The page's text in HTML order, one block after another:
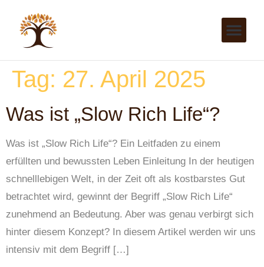
Tag: 27. April 2025
Was ist „Slow Rich Life“?
Was ist „Slow Rich Life“? Ein Leitfaden zu einem
erfüllten und bewussten Leben Einleitung In der heutigen
schnelllebigen Welt, in der Zeit oft als kostbarstes Gut
betrachtet wird, gewinnt der Begriff „Slow Rich Life“
zunehmend an Bedeutung. Aber was genau verbirgt sich
hinter diesem Konzept? In diesem Artikel werden wir uns
intensiv mit dem Begriff […]